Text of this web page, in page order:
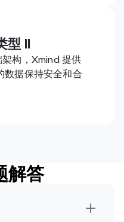
II
架构，Xmind 提供
数据保持安全和合
解答